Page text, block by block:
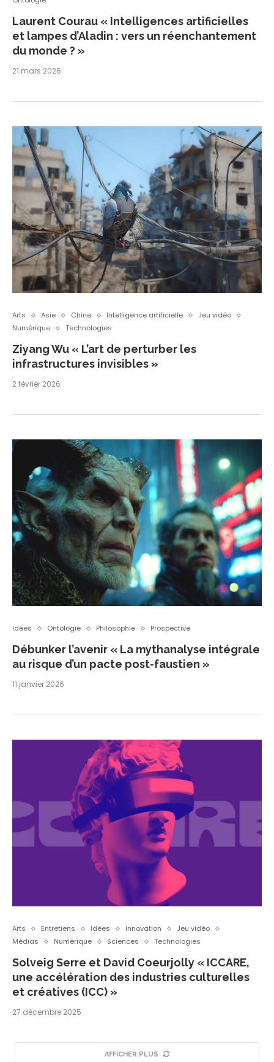
Laurent Courau « Intelligences artificielles
et lampes d’Aladin : vers un réenchantement
du monde ? »
21 mars 2026
Arts Asie Chine Intelligence artificielle
Jeu vidéo
Numérique
Technologies
Ziyang Wu « L’art de perturber les
infrastructures invisibles »
2 février 2026
Idées Ontologie Philosophie Prospective
Débunker l’avenir « La mythanalyse intégrale
au risque d’un pacte post-faustien »
11 janvier 2026
Arts Entretiens Idées Innovation
Jeu vidéo
Médias
Numérique Sciences Technologies
Solveig Serre et David Coeurjolly « ICCARE,
une accélération des industries culturelles
et créatives (ICC) »
27 décembre 2025
AFFICHER PLUS